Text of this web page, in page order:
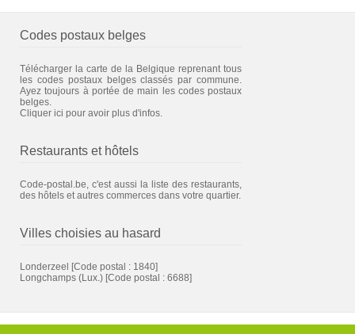
Codes postaux belges
Télécharger la carte de la Belgique reprenant tous
les codes postaux belges classés par commune.
Ayez toujours à portée de main les codes postaux
belges.
Cliquer ici pour avoir plus d'infos.
Restaurants et hôtels
Code-postal.be, c'est aussi la liste des restaurants,
des hôtels et autres commerces dans votre quartier.
Villes choisies au hasard
Londerzeel [Code postal : 1840]
Longchamps (Lux.) [Code postal : 6688]